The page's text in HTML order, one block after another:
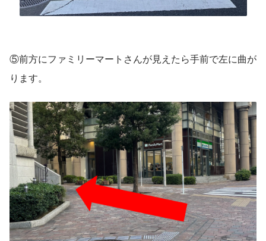
⑤前方にファミリーマートさんが見えたら手前で左に曲が
ります。